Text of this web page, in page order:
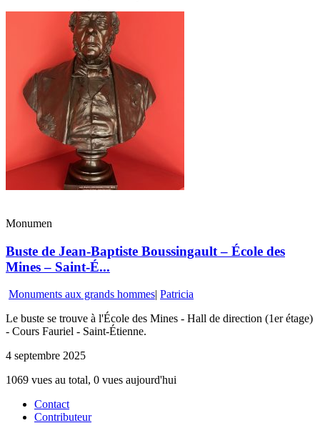
Monumen
Buste de Jean-Baptiste Boussingault – École des
Mines – Saint-É...
Monuments aux grands hommes| Patricia
Le buste se trouve à l'École des Mines - Hall de direction (1er étage)
- Cours Fauriel - Saint-Étienne.
4 septembre 2025
1069 vues au total, 0 vues aujourd'hui
Contact
Contributeur